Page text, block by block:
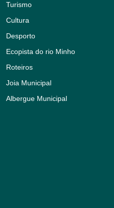
Turismo
Cultura
Desporto
Ecopista do rio Minho
Roteiros
Joia Municipal
Albergue Municipal